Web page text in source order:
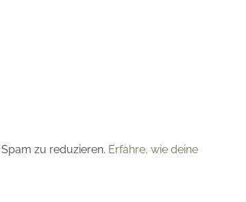
zu reduzieren. Erfahre, wie deine